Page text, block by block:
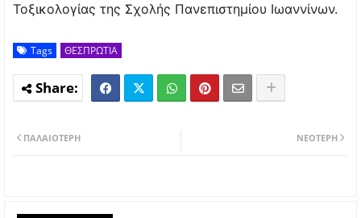
Τοξικολογίας της Σχολής Πανεπιστημίου Ιωαννίνων.
Tags ΘΕΣΠΡΩΤΙΑ
ΝΕΌΤΕΡΗ
ΠΑΛΑΙΌΤΕΡΗ